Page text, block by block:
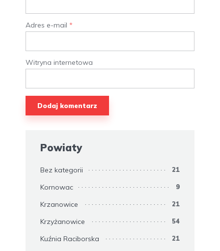
Adres e-mail *
Witryna internetowa
Powiaty
Bez kategorii 21
Kornowac 9
Krzanowice 21
Krzyżanowice 54
Kuźnia Raciborska 21